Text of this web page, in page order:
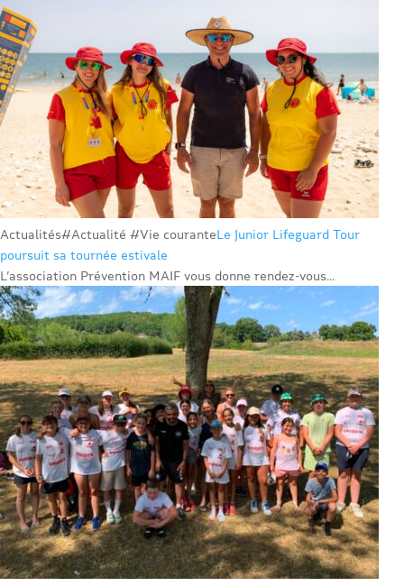
Actualités#Actualité #Vie couranteLe Junior Lifeguard Tour
poursuit sa tournée estivale
L’association Prévention MAIF vous donne rendez-vous...